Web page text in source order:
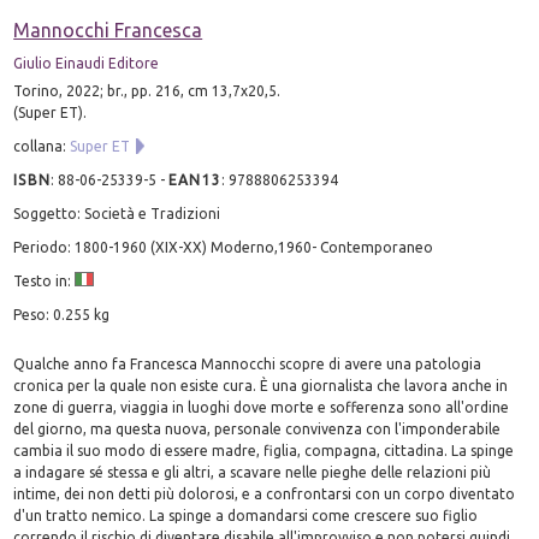
Mannocchi Francesca
Giulio Einaudi Editore
Torino, 2022; br., pp. 216, cm 13,7x20,5.
(Super ET).
collana: Super ET
ISBN:88-06-25339-5 - EAN13 :9788806253394
Soggetto: Società e Tradizioni
Periodo: 1800-1960 (XIX-XX) Moderno,1960- Contemporaneo
Testo in:
Peso: 0.255 kg
Qualche anno fa Francesca Mannocchi scopre di avere una patologia
cronica per la quale non esiste cura. È una giornalista che lavora anche in
zone di guerra, viaggia in luoghi dove morte e sofferenza sono all'ordine
del giorno, ma questa nuova, personale convivenza con l'imponderabile
cambia il suo modo di essere madre, figlia, compagna, cittadina. La spinge
a indagare sé stessa e gli altri, a scavare nelle pieghe delle relazioni più
intime, dei non detti più dolorosi, e a confrontarsi con un corpo diventato
d'un tratto nemico. La spinge a domandarsi come crescere suo figlio